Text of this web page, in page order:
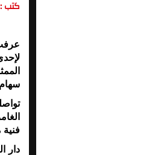
كتب :
سهام
فنية
دار